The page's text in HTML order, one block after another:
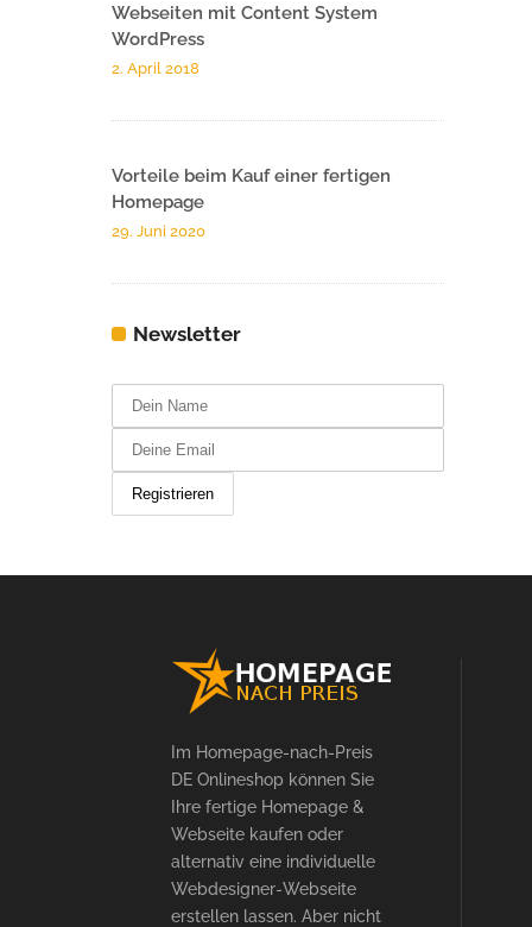
Webseiten mit Content System
WordPress
2. April 2018
Vorteile beim Kauf einer fertigen
Homepage
29. Juni 2020
Newsletter
Im Homepage-nach-Preis
DE Onlineshop können Sie
Ihre fertige Homepage &
Webseite kaufen oder
alternativ eine individuelle
Webdesigner-Webseite
erstellen lassen. Aber nicht